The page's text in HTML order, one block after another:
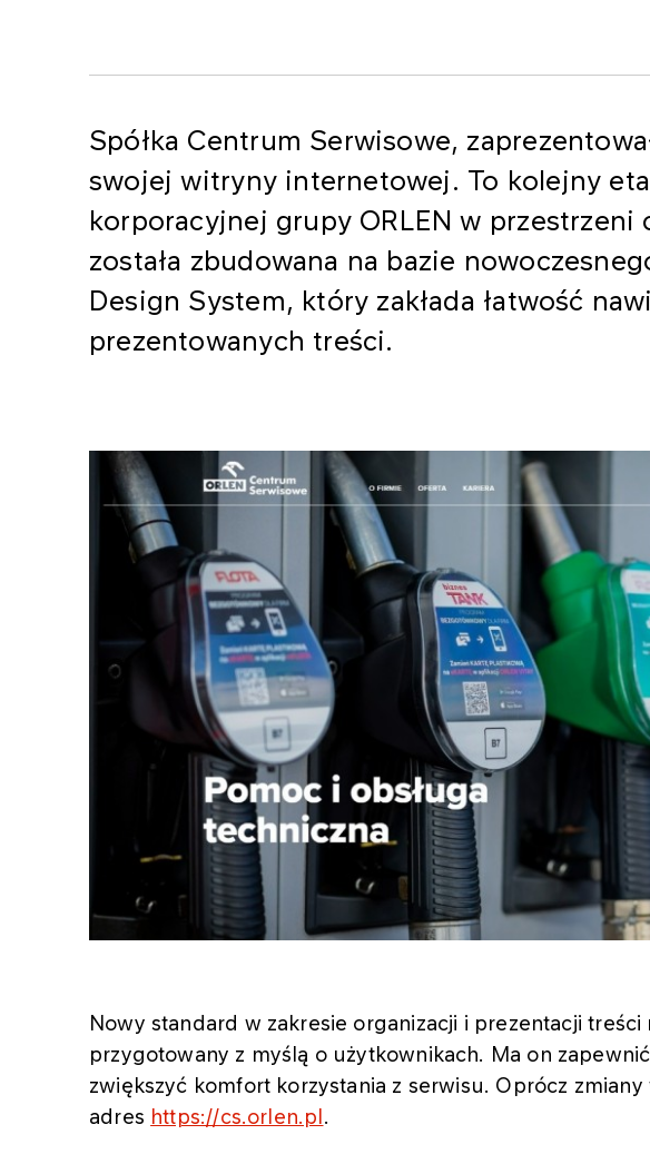
Spółka Centrum Serwisowe,
swojej witryny internetowej. To kolejny
korporacyjnej grupy ORLEN w przestrzeni
została zbudowana na bazie
Design System, który zakłada łatwość
prezentowanych treści.
Nowy standard w zakresie organizacji i prezentacji treści
przygotowany z myślą o użytkownikach. Ma on
zwiększyć komfort korzystania z serwisu. Oprócz
adres https://cs.orlen.pl.